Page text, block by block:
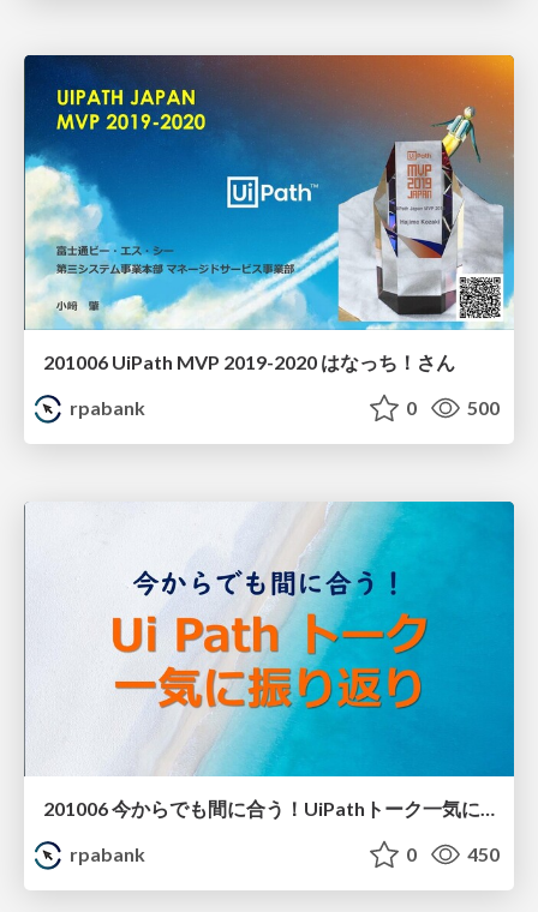
201006 UiPath MVP 2019-2020 はなっち！さん
rpabank
0 500
201006 今からでも間に合う！UiPathトーク一気に振り返り たまいさん
rpabank
0 450